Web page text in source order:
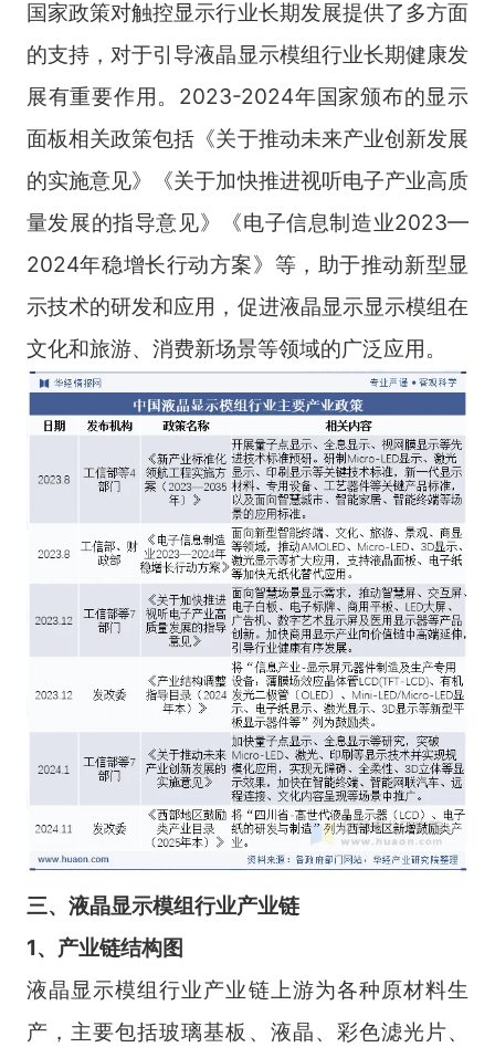
国家政策对触控显示行业长期发展提供了多方面
的支持，对于引导液晶显示模组行业长期健康发
展有重要作用。2023-2024年国家颁布的显示
面板相关政策包括《关于推动未来产业创新发展
的实施意见》《关于加快推进视听电子产业高质
量发展的指导意见》《电子信息制造业2023—
2024年稳增长行动方案》等，助于推动新型显
示技术的研发和应用，促进液晶显示显示模组在
文化和旅游、消费新场景等领域的广泛应用。
三、 液晶显示模组行业产业链
1、产业链结构图
液晶显示模组行业产业链上游为各种原材料生
产，主要包括玻璃基板、液晶、彩色滤光片、